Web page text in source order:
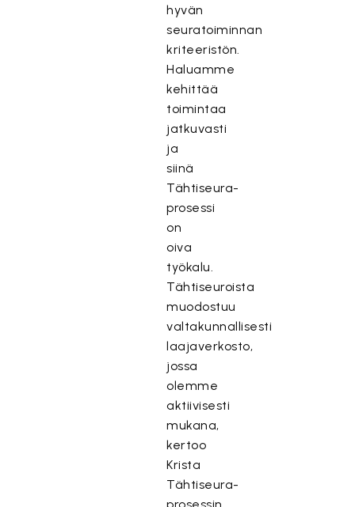
hyvän
seuratoiminnan
kriteeristön.
Haluamme
kehittää
toimintaa
jatkuvasti
ja
siinä
Tähtiseura-
prosessi
on
oiva
työkalu.
Tähtiseuroista
muodostuu
valtakunnallisesti
laajaverkosto,
jossa
olemme
aktiivisesti
mukana,
kertoo
Krista
Tähtiseura-